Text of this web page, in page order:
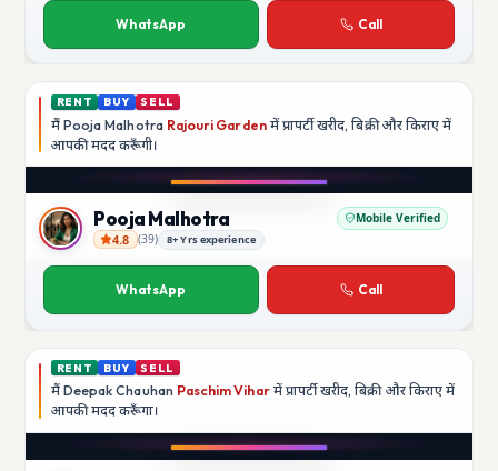
WhatsApp Call
RENT BUY SELL
मैं Pooja Malhotra Rajouri Gardenमें प्रापर्टी खरीद, बिक्री और किराए में
आपकी मददकरूँगी।
Pooja Malhotra
Pooja Malhotra Mobile Verified
4.8 (39) 8+ Yrs experience
WhatsApp Call
RENT BUY SELL
मैं Deepak Chauhan Paschim Viharमें प्रापर्टी खरीद, बिक्री और किराए में
आपकी मददकरूँगा।